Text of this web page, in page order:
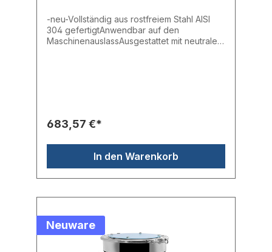
-neu-Vollständig aus rostfreiem Stahl AISI
304 gefertigtAnwendbar auf den
MaschinenauslassAusgestattet mit neutraler
683,57 €*
In den Warenkorb
Neuware